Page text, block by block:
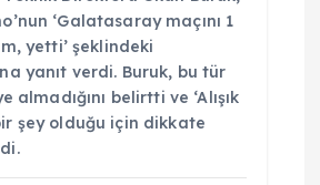
‘Galatasaray maçını 1
yetti’ şeklindeki
yanıt verdi. Buruk, bu tür
almadığını belirtti ve ‘Alışık
şey olduğu için dikkate